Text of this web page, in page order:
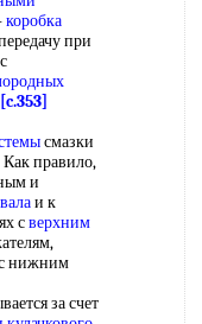
коробка
при
[c.353]
смазки
Как правило,
и
и к
сверхним
с нижним
за счет